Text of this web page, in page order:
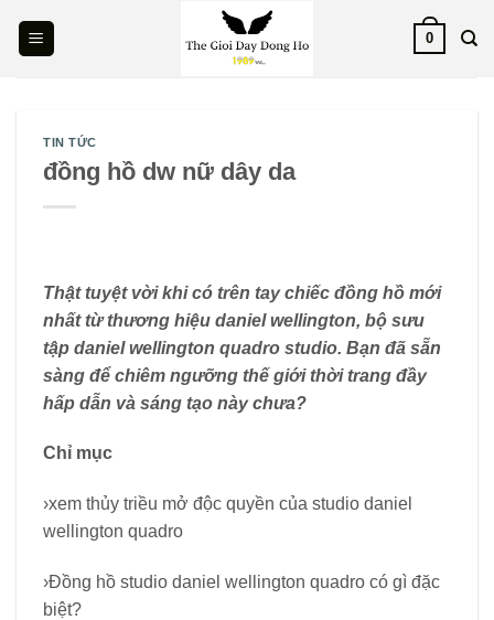
0
TIN TỨC
đồng hồ dw nữ dây da
Thật tuyệt vời khi có trên tay chiếc đồng hồ mới
nhất từ ​​thương hiệu daniel wellington, bộ sưu
tập daniel wellington quadro studio. Bạn đã sẵn
sàng để chiêm ngưỡng thế giới thời trang đầy
hấp dẫn và sáng tạo này chưa?
Chỉ mục
›xem thủy triều mở độc quyền của studio daniel
wellington quadro
›Đồng hồ studio daniel wellington quadro có gì đặc
biệt?